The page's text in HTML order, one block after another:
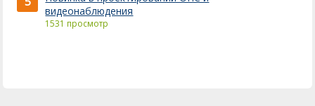
видеонаблюдения
1531 просмотр